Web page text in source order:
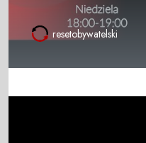
resetobywatelski